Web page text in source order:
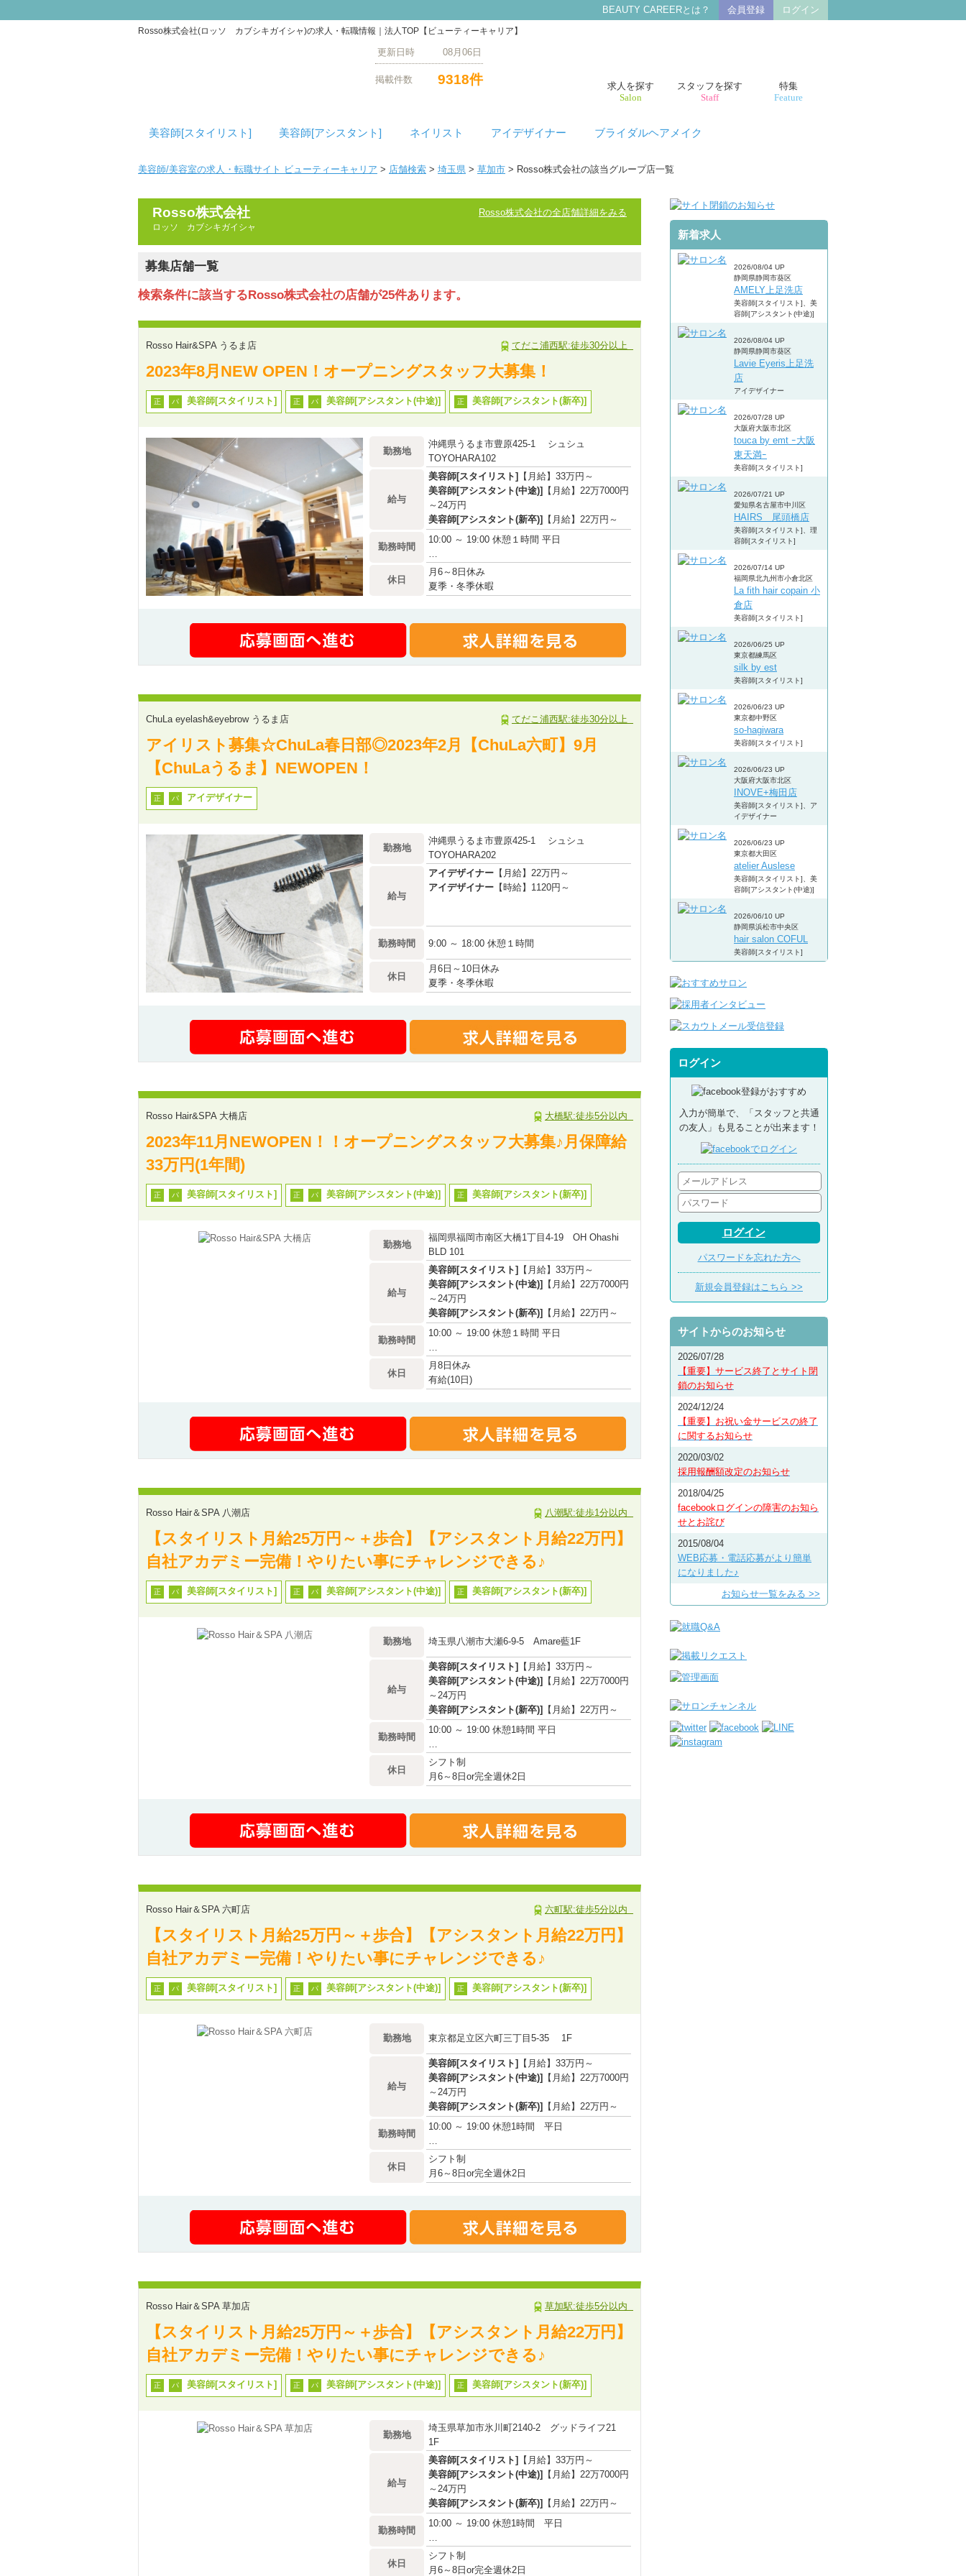
BEAUTY CAREERとは？ 会員登録 ログイン
Rosso株式会社(ロッソ カブシキガイシャ)の求人・転職情報｜法人TOP【ビューティーキャリア】
更新日時 08月06日
9318件
掲載件数
求人を探す
Salon
スタッフを探す
Staff
特集
Feature
美容師[スタイリスト] 美容師[アシスタント] ネイリスト アイデザイナー ブライダルヘアメイク
美容師/美容室の求人・転職サイト ビューティーキャリア > 店舗検索 > 埼玉県 > 草加市 > Rosso株式会社の該当グループ店一覧
Rosso株式会社
ロッソ カブシキガイシャ
Rosso株式会社の全店舗詳細をみる
募集店舗一覧
検索条件に該当するRosso株式会社の店舗が25件あります。
Rosso Hair&SPA うるま店 てだこ浦西駅:徒歩30分以上
2023年8月NEW OPEN！オープニングスタッフ大募集！
正 パ 美容師[スタイリスト] 正 パ 美容師[アシスタント(中途)] 正 美容師[アシスタント(新卒)]
勤務地
沖縄県うるま市豊原425-1 シュシュ
TOYOHARA102
給与
美容師[スタイリスト]
【月給】33万円～
美容師[アシスタント(中途)]
【月給】22万7000円
～24万円
美容師[アシスタント(新卒)]
【月給】22万円～
勤務時間
10:00 ～ 19:00 休憩１時間 平日
…
休日
月6～8日休み
夏季・冬季休暇
ChuLa eyelash&eyebrow うるま店 てだこ浦西駅:徒歩30分以上
アイリスト募集☆ChuLa春日部◎2023年2月【ChuLa六町】9月
【ChuLaうるま】NEWOPEN！
正 パ アイデザイナー
勤務地
沖縄県うるま市豊原425-1 シュシュ
TOYOHARA202
給与
アイデザイナー 【月給】22万円～
アイデザイナー 【時給】1120円～
勤務時間 9:00 ～ 18:00 休憩１時間
休日
月6日～10日休み
夏季・冬季休暇
Rosso Hair&SPA 大橋店 大橋駅:徒歩5分以内
2023年11月NEWOPEN！！オープニングスタッフ大募集♪月保障給
33万円(1年間)
正 パ 美容師[スタイリスト] 正 パ 美容師[アシスタント(中途)] 正 美容師[アシスタント(新卒)]
勤務地
福岡県福岡市南区大橋1丁目4-19 OH Ohashi
BLD 101
給与
美容師[スタイリスト]
【月給】33万円～
美容師[アシスタント(中途)]
【月給】22万7000円
～24万円
美容師[アシスタント(新卒)]
【月給】22万円～
勤務時間
10:00 ～ 19:00 休憩１時間 平日
…
休日
月8日休み
有給(10日)
Rosso Hair＆SPA 八潮店 八潮駅:徒歩1分以内
【スタイリスト月給25万円～＋歩合】【アシスタント月給22万円】
自社アカデミー完備！やりたい事にチャレンジできる♪
正 パ 美容師[スタイリスト] 正 パ 美容師[アシスタント(中途)] 正 美容師[アシスタント(新卒)]
勤務地 埼玉県八潮市大瀬6-9-5 Amare藍1F
給与
美容師[スタイリスト]
【月給】33万円～
美容師[アシスタント(中途)]
【月給】22万7000円
～24万円
美容師[アシスタント(新卒)]
【月給】22万円～
勤務時間
10:00 ～ 19:00 休憩1時間 平日
…
休日
シフト制
月6～8日or完全週休2日
慶弔休暇
Rosso Hair＆SPA 六町店 六町駅:徒歩5分以内
【スタイリスト月給25万円～＋歩合】【アシスタント月給22万円】
自社アカデミー完備！やりたい事にチャレンジできる♪
正 パ 美容師[スタイリスト] 正 パ 美容師[アシスタント(中途)] 正 美容師[アシスタント(新卒)]
勤務地 東京都足立区六町三丁目5-35 1F
給与
美容師[スタイリスト]
【月給】33万円～
美容師[アシスタント(中途)]
【月給】22万7000円
～24万円
美容師[アシスタント(新卒)]
【月給】22万円～
勤務時間
10:00 ～ 19:00 休憩1時間 平日
…
休日
シフト制
月6～8日or完全週休2日
慶弔休暇
Rosso Hair＆SPA 草加店 草加駅:徒歩5分以内
【スタイリスト月給25万円～＋歩合】【アシスタント月給22万円】
自社アカデミー完備！やりたい事にチャレンジできる♪
正 パ 美容師[スタイリスト] 正 パ 美容師[アシスタント(中途)] 正 美容師[アシスタント(新卒)]
勤務地
埼玉県草加市氷川町2140-2 グッドライフ21
1F
給与
美容師[スタイリスト]
【月給】33万円～
美容師[アシスタント(中途)]
【月給】22万7000円
～24万円
美容師[アシスタント(新卒)]
【月給】22万円～
勤務時間
10:00 ～ 19:00 休憩1時間 平日
…
休日
シフト制
月6～8日or完全週休2日
新着求人
2026/08/04 UP
静岡県静岡市葵区
AMELY上足洗店
美容師[スタイリスト]、美
容師[アシスタント(中途)]
2026/08/04 UP
静岡県静岡市葵区
Lavie Eyeris上足洗
店
アイデザイナー
2026/07/28 UP
大阪府大阪市北区
touca by emt ｰ大阪
東天満ｰ
美容師[スタイリスト]
2026/07/21 UP
愛知県名古屋市中川区
HAIRS 尾頭橋店
美容師[スタイリスト]、理
容師[スタイリスト]
2026/07/14 UP
福岡県北九州市小倉北区
La fith hair copain 小
倉店
美容師[スタイリスト]
2026/06/25 UP
東京都練馬区
silk by est
美容師[スタイリスト]
2026/06/23 UP
東京都中野区
so-hagiwara
美容師[スタイリスト]
2026/06/23 UP
大阪府大阪市北区
INOVE+梅田店
美容師[スタイリスト]、ア
イデザイナー
2026/06/23 UP
東京都大田区
atelier Auslese
美容師[スタイリスト]、美
容師[アシスタント(中途)]
2026/06/10 UP
静岡県浜松市中央区
hair salon COFUL
美容師[スタイリスト]
ログイン
入力が簡単で、「スタッフと共通
の友人」も見ることが出来ます！
ログイン
パスワードを忘れた方へ
新規会員登録はこちら >>
サイトからのお知らせ
2026/07/28
【重要】サービス終了とサイト閉
鎖のお知らせ
2024/12/24
【重要】お祝い金サービスの終了
に関するお知らせ
2020/03/02
採用報酬額改定のお知らせ
2018/04/25
facebookログインの障害のお知ら
せとお詫び
2015/08/04
WEB応募・電話応募がより簡単
になりました♪
お知らせ一覧をみる >>